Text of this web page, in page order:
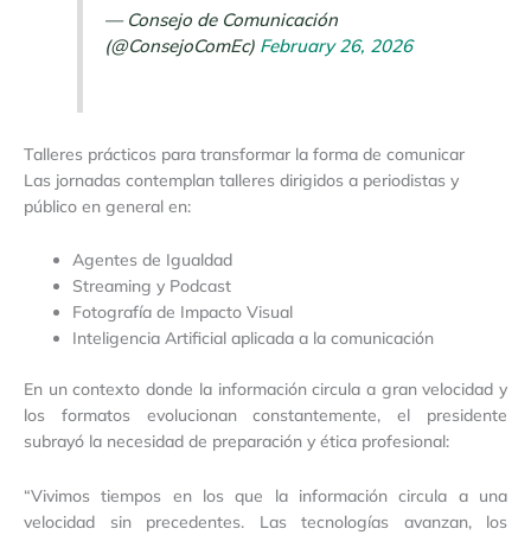
— Consejo de Comunicación
(@ConsejoComEc) February 26, 2026
Talleres prácticos para transformar la forma de comunicar
Las jornadas contemplan talleres dirigidos a periodistas y
público en general en:
Agentes de Igualdad
Streaming y Podcast
Fotografía de Impacto Visual
Inteligencia Artificial aplicada a la comunicación
En un contexto donde la información circula a gran velocidad y
los formatos evolucionan constantemente, el presidente
subrayó la necesidad de preparación y ética profesional:
“Vivimos tiempos en los que la información circula a una
velocidad sin precedentes. Las tecnologías avanzan, los